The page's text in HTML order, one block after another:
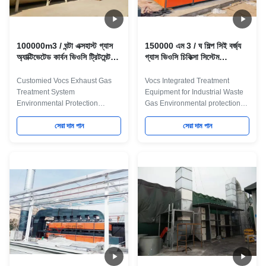
Flameless combustion
accelerates the reaction.
100000m3 / ঘন্টা এক্সহাস্ট গ্যাস
অ্যাক্টিভেটেড কার্বন ভিওসি ট্রিটমেন্ট
Customied Vocs Exhaust Gas
Treatment System
Environmental Protection
Equipments Environmental
protection treatment of
atmospheric pollutants 1 Direct
Nitrogen
desorption+Condensate
recovery 5 Micro foam method 6
UV Photocatalytic oxidation 7
Activated carbon
adsorption+Nitrogen
desorption+Condensate
recovery 8 Zeolite wheel+RCO
সেরা দাম পান
150000 এম 3 / ঘ শিল্প সিই বর্জ্য
গ্যাস ভিওসি চিকিত্সা সিস্টেম
Vocs Integrated Treatment
Equipment for Industrial Waste
Gas Environmental protection
equipments Baozhongbao(BZB)
Jingzhongjing(JZJ) Two
Produce Base: 1) Guangdong
Guangzhou, Since 1999), which
Cover 30, 000 M2, with 218
staff, Main Product: Spray booth
and preparation room for
Auto/Bus/Truck/Boat/Aircraft and
all different industry, Auto sheet-
metal line, Water Test line.
Power coating line, focus on the
সেরা দাম পান